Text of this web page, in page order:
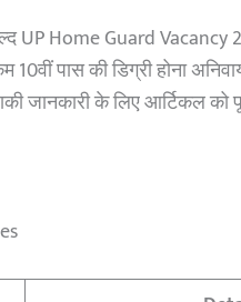
UP Home Guard
पास की डिग्री होना
जानकारी के लिए आर्टिकल को